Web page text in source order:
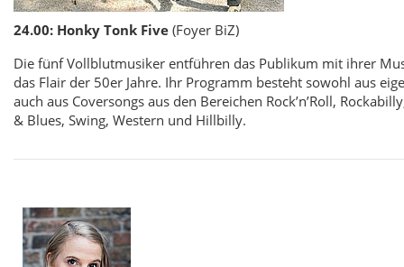
24.00: Honky Tonk Five (Foyer BiZ)
Die fünf Vollblutmusiker entführen das Publikum mit ihrer
das Flair der 50er Jahre. Ihr Programm besteht sowohl aus
auch aus Coversongs aus den Bereichen Rock’n’Roll,
& Blues, Swing, Western und Hillbilly.